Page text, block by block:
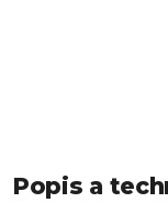
Popis a